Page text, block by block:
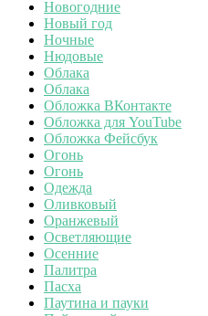
Новогодние
Новый год
Ночные
Нюдовые
Облака
Облака
Обложка ВКонтакте
Обложка для YouTube
Обложка Фейсбук
Огонь
Огонь
Одежда
Оливковый
Оранжевый
Осветляющие
Осенние
Палитра
Пасха
Паутина и пауки